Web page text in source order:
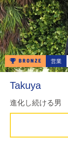
営業
Takuya
進化し続ける男